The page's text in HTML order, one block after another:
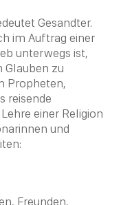
Gesandter.
im Auftrag einer
unterwegs ist,
Glauben zu
Propheten,
reisende
einer Religion
und
Freunden,